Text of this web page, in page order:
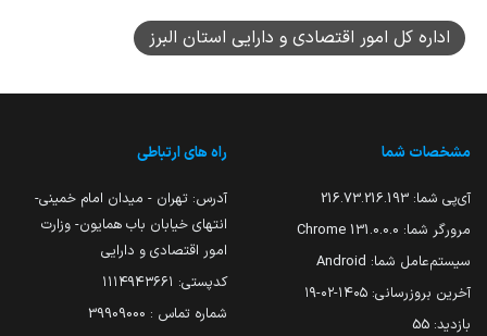
اداره کل امور اقتصادی و دارایی استان البرز
مشخصات شما
آی‌پی شما: 216.73.216.193
مرورگر شما: 131.0.0.0 Chrome
سیستم‌عامل شما: Android
آخرین بروزرسانی: ۱۴۰۵-۰۲-۱۹
بازدید: 55
راه های ارتباطی
آدرس: تهران - میدان امام خمینی-
انتهای خیابان باب همایون- وزارت
امور اقتصادی و دارایی
کدپستی: ۱۱۱۴۹۴۳۶۶۱
شماره تماس : 39909000